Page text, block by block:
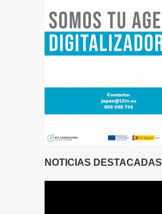
NOTICIAS DESTACADAS